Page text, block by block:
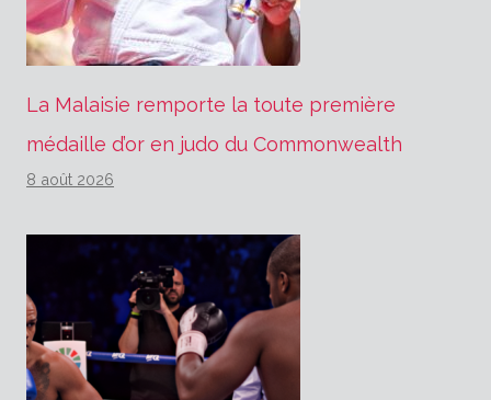
La Malaisie remporte la toute première
médaille d’or en judo du Commonwealth
8 août 2026